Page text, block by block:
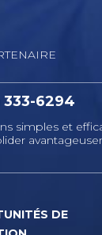
333-6294
simples et
DE